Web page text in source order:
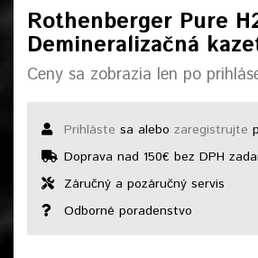
Rothenberger Pure
Demineralizačná
Ceny sa zobrazia len po
Prihláste sa alebo zaregistrujte
Doprava nad 150€ bez DPH
Záručný a pozáručný servis
Odborné poradenstvo